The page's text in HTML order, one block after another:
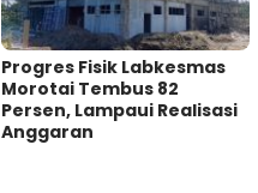
Progres Fisik Labkesmas
Morotai Tembus 82
Persen, Lampaui Realisasi
Anggaran